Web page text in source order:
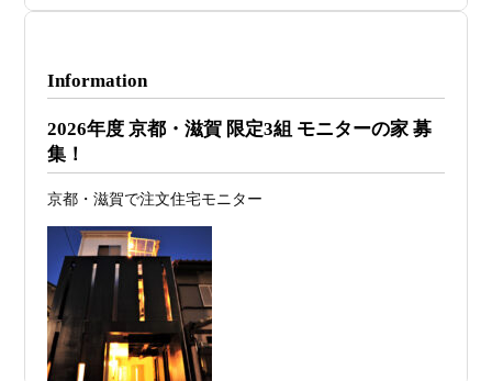
2026年07月26
日
予算オーバーを防ぐ方法 ― デザインフ
ァーススト一級建築士事務所が考える“設
2026年07月24
旗竿地・狭小地は「土地代が安い＝お
得」ではない ―道路が狭い京都・滋賀で
こそ知っておくべき“建築費が上がる理
由”―
2026年07月23
予算が限られていても“美しい家”はつく
Information
2026年度 京都・滋賀 限定3組 モニターの家 募
集！
京都・滋賀で注文住宅モニター